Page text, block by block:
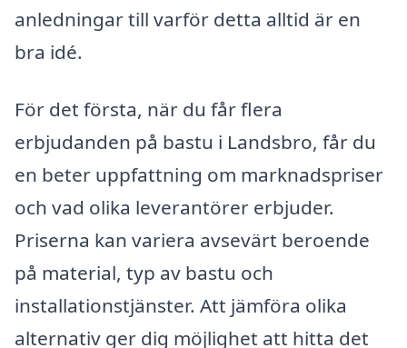
anledningar till varför detta alltid är en
bra idé.
För det första, när du får flera
erbjudanden på bastu i Landsbro, får du
en beter uppfattning om marknadspriser
och vad olika leverantörer erbjuder.
Priserna kan variera avsevärt beroende
på material, typ av bastu och
installationstjänster. Att jämföra olika
alternativ ger dig möjlighet att hitta det